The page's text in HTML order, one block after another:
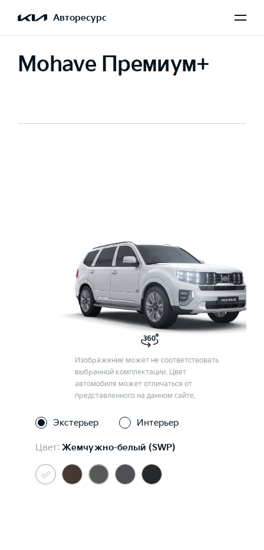
Авторесурс
Mohave Премиум+
Изображение может не соответствовать
выбранной комплектации. Цвет
автомобиля может отличаться от
представленного на данном сайте.
Экстерьер Интерьер
Цвет: Жемчужно-белый (SWP)